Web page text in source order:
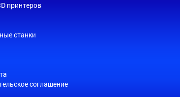
принтеров
станки
соглашение